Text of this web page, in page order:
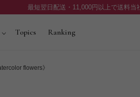
最短翌日配送・11,000円以上で送料当
Topics Ranking
flowers》